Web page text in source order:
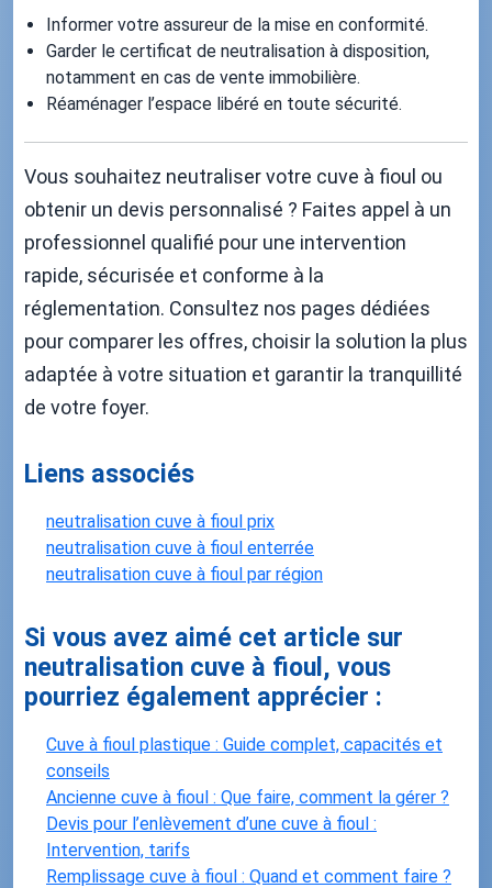
Informer votre assureur de la mise en conformité.
Garder le certificat de neutralisation à disposition,
notamment en cas de vente immobilière.
Réaménager l’espace libéré en toute sécurité.
Vous souhaitez neutraliser votre cuve à fioul ou
obtenir un devis personnalisé ? Faites appel à un
professionnel qualifié pour une intervention
rapide, sécurisée et conforme à la
réglementation. Consultez nos pages dédiées
pour comparer les offres, choisir la solution la plus
adaptée à votre situation et garantir la tranquillité
de votre foyer.
Liens associés
neutralisation cuve à fioul prix
neutralisation cuve à fioul enterrée
neutralisation cuve à fioul par région
Si vous avez aimé cet article sur
neutralisation cuve à fioul, vous
pourriez également apprécier :
Cuve à fioul plastique : Guide complet, capacités et
conseils
Ancienne cuve à fioul : Que faire, comment la gérer ?
Devis pour l’enlèvement d’une cuve à fioul :
Intervention, tarifs
Remplissage cuve à fioul : Quand et comment faire ?